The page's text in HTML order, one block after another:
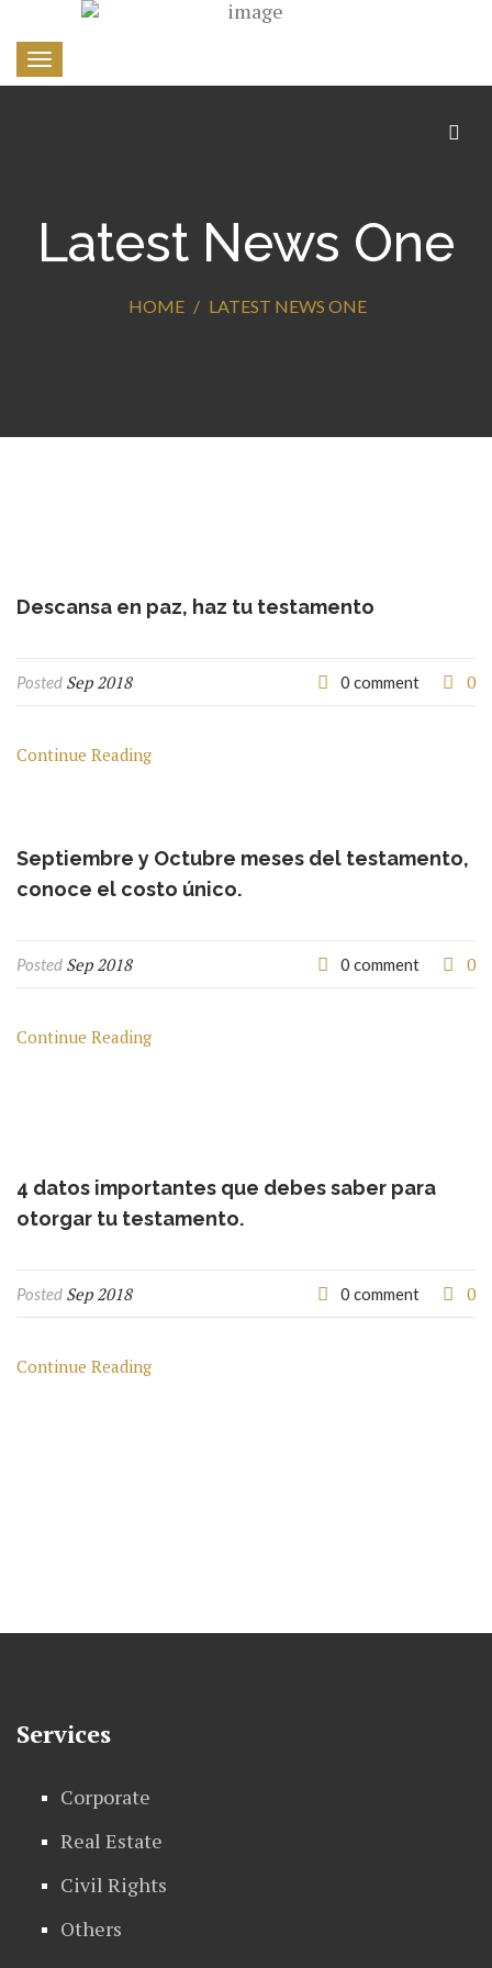
Toggle
navigation
Latest News One
HOME LATEST NEWS ONE
Descansa en paz, haz tu testamento
Posted Sep 2018 0 comment 0
Continue Reading
Septiembre y Octubre meses del testamento,
conoce el costo único.
Posted Sep 2018 0 comment 0
Continue Reading
4 datos importantes que debes saber para
otorgar tu testamento.
Posted Sep 2018 0 comment 0
Continue Reading
Services
Corporate
Real Estate
Civil Rights
Others